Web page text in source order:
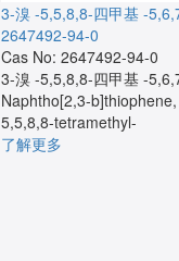
3-溴 -5,5,8,8-四甲基 -
2647492-94-0
Cas No: 2647492-94-0
3-溴 -5,5,8,8-四甲基 -
Naphtho[2,3-
5,5,8,8-tetramethyl-
了解更多